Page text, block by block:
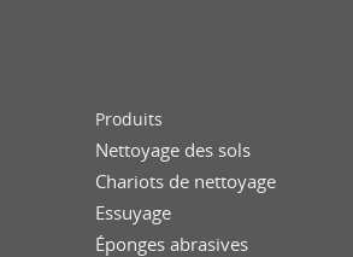
Produits
Nettoyage des sols
Chariots de nettoyage
Essuyage
Éponges abrasives